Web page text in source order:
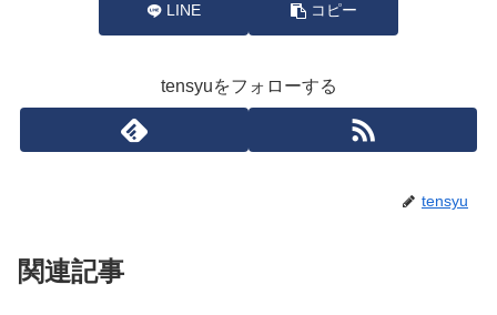
LINE コピー
tensyuをフォローする
tensyu
関連記事